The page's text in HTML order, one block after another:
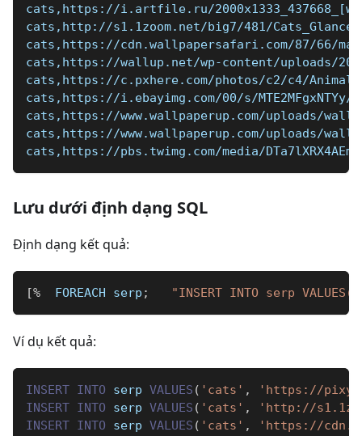
cats,https://i.artfile.ru/
cats,http://s1.1zoom.net/big7/481/
cats,https://cdn.wallpapersafari.com/87/66/
cats,https://wallup.net/wp-content/uploads/
cats,https://c.pxhere.com/photos/c2/c4/
cats,https://i.ebayimg.com/00/s/
cats,https://www.wallpaperup.com/uploads/
cats,https://www.wallpaperup.com/uploads/
cats,https://pbs.twimg.com/media/
Lưu dưới định dạng SQL
Định dạng kết quả:
[%
  FOREACH serp
; "INSERT INTO serp
Ví dụ kết quả:
INSERT INTO serp VALUES ( 'cats' ,
'https://
INSERT INTO serp VALUES ( 'cats' ,
'http://
INSERT INTO serp VALUES ( 'cats' ,
'https://